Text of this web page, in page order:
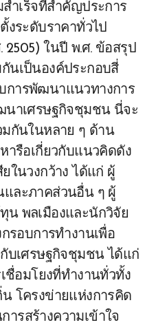
สำเร็จที่สำคัญประการ
งระดับราคาทั่วไป
2505) ในปี พ.ศ. ข้อสรุป
นเป็นองค์ประกอบสี่
การพัฒนาแนวทางการ
นาเศรษฐกิจชุมชน นี่จะ
มกันในหลาย ๆ ด้าน
ารือเกี่ยวกับแนวคิดดัง
ในวงกว้าง ได้แก่ ผู้
ละภาคส่วนอื่น ๆ ผู้
น พลเมืองและนักวิจัย
รอบการทำงานเพื่อ
บเศรษฐกิจชุมชน ได้แก่
ชื่อมโยงที่ทำงานทั่วทั้ง
โครงข่ายแห่งการคิด
รสร้างความเข้าใจ